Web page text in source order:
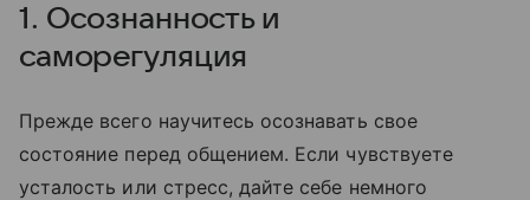
1. Осознанность и
саморегуляция
Прежде всего научитесь осознавать свое
состояние перед общением. Если чувствуете
усталость или стресс, дайте себе немного